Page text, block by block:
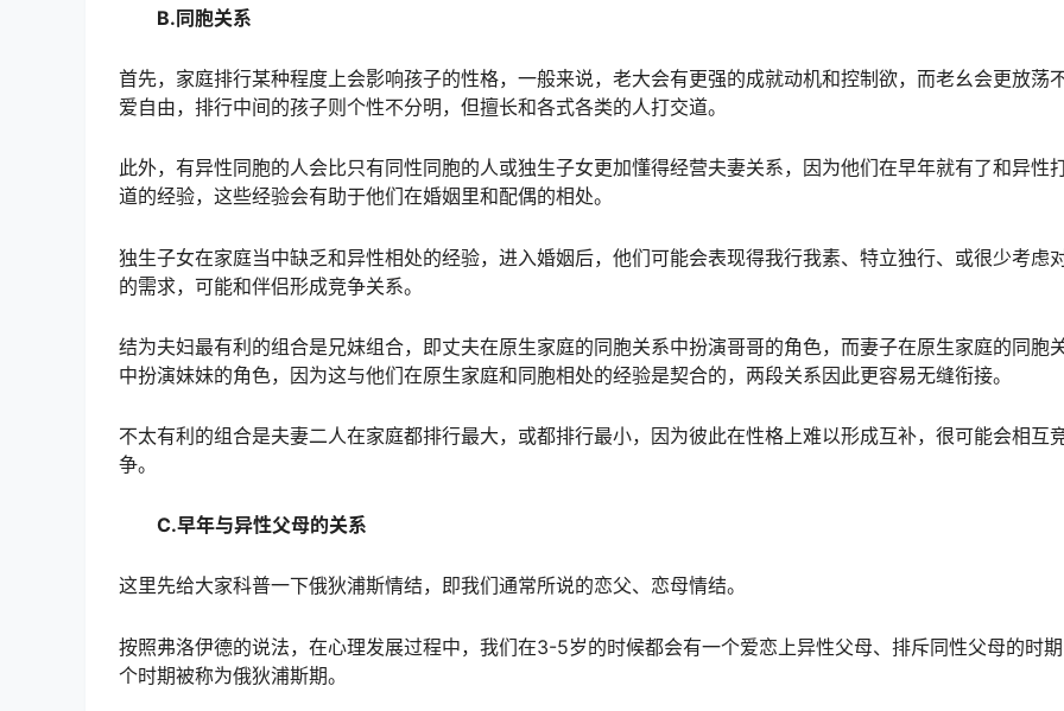
B.同胞关系
首先，家庭排行某种程度上会影响孩子的性格，一般来说，老大会有更强的成就动机和控制欲，而老幺会更放荡
爱自由，排行中间的孩子则个性不分明，但擅长和各式各类的人打交道。
此外，有异性同胞的人会比只有同性同胞的人或独生子女更加懂得经营夫妻关系，因为他们在早年就有了和异性
道的经验，这些经验会有助于他们在婚姻里和配偶的相处。
独生子女在家庭当中缺乏和异性相处的经验，进入婚姻后，他们可能会表现得我行我素、特立独行、或很少考虑
的需求，可能和伴侣形成竞争关系。
结为夫妇最有利的组合是兄妹组合，即丈夫在原生家庭的同胞关系中扮演哥哥的角色，而妻子在原生家庭的同胞
中扮演妹妹的角色，因为这与他们在原生家庭和同胞相处的经验是契合的，两段关系因此更容易无缝衔接。
不太有利的组合是夫妻二人在家庭都排行最大，或都排行最小，因为彼此在性格上难以形成互补，很可能会相互
争。
C.早年与异性父母的关系
这里先给大家科普一下俄狄浦斯情结，即我们通常所说的恋父、恋母情结。
按照弗洛伊德的说法，在心理发展过程中，我们在3-5岁的时候都会有一个爱恋上异性父母、排斥同性父母的时
个时期被称为俄狄浦斯期。